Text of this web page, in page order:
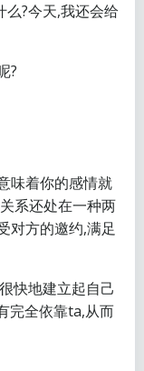
?今天,我还会给
?
味着你的感情就
系还处在一种两
对方的邀约,满足
快地建立起自己
完全依靠ta,从而